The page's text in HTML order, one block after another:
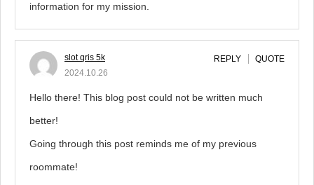
information for my mission.
slot qris 5k
2024.10.26
REPLY QUOTE
Hello there! This blog post could not be written much
better!
Going through this post reminds me of my previous
roommate!